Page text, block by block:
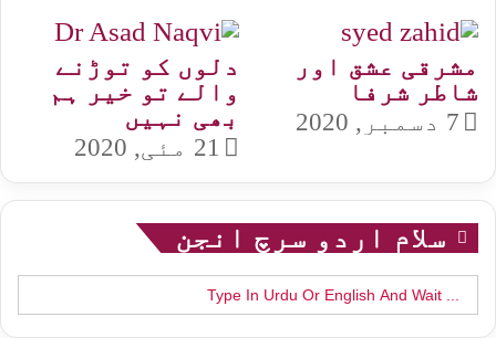
مشرقی عشق اور
شاطر شرفا
7 دسمبر, 2020
دلوں کو توڑنے
والے تو خیر ہم
بھی نہیں
21 مئی, 2020
سلام اردو سرچ انجن
Search
for: